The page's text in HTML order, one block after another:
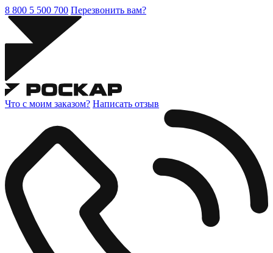
8 800 5 500 700 Перезвонить вам?
Что с моим заказом? Написать отзыв